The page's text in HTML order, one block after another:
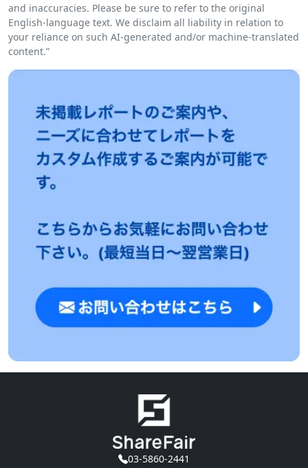
and inaccuracies. Please be sure to refer to the original
English-language text. We disclaim all liability in relation to
your reliance on such AI-generated and/or machine-translated
content.”
03-5860-2441